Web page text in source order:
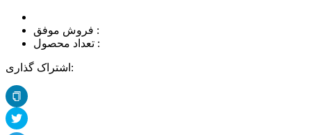
فروش موفق :
تعداد محصول :
اشتراک گذاری: